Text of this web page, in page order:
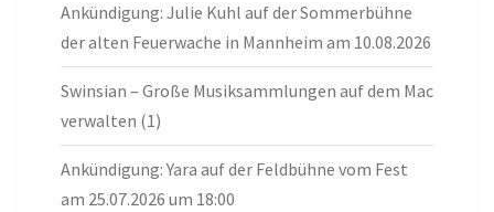
Ankündigung: Julie Kuhl auf der Sommerbühne
der alten Feuerwache in Mannheim am 10.08.2026
Swinsian – Große Musiksammlungen auf dem Mac
verwalten (1)
Ankündigung: Yara auf der Feldbühne vom Fest
am 25.07.2026 um 18:00